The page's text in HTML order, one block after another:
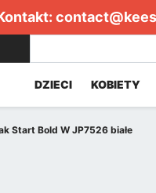
DZIECI KOBIETY
Start Bold W JP7526 białe